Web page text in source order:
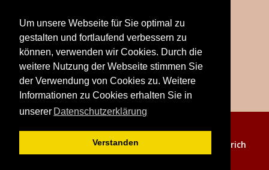
Um unsere Webseite für Sie optimal zu
gestalten und fortlaufend verbessern zu
können, verwenden wir Cookies. Durch die
weitere Nutzung der Webseite stimmen Sie
der Verwendung von Cookies zu. Weitere
Informationen zu Cookies erhalten Sie in
unserer Datenschutzerklärung
Verstanden
Anfahrt
Impressum
Datenschutz
© 2020
Klaps Liebling - Realisierung:
webdesign cottbus Ulrich
Tölzer